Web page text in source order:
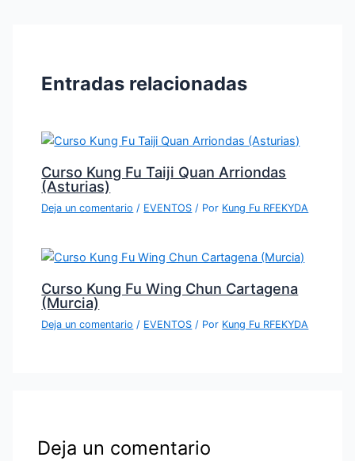
Entradas relacionadas
Curso Kung Fu Taiji Quan Arriondas
(Asturias)
Deja un comentario / EVENTOS / Por Kung Fu RFEKYDA
Curso Kung Fu Wing Chun Cartagena
(Murcia)
Deja un comentario / EVENTOS / Por Kung Fu RFEKYDA
Deja un comentario